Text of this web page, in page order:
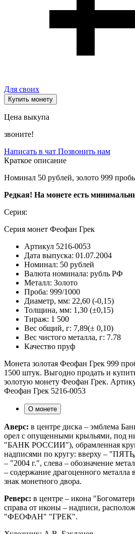
Для своих
Купить монету
Цена выкупа
звоните!
Написать в чат Позвонить нам
Краткое описание
Номинал 50 рублей, золото 999
Редкая! На монете есть
Серия:
Серия монет Феофан Грек
Артикул 5216-0053
Дата выпуска: 01.07.2004
Номинал: 50 рублей
Валюта номинала: рубль РФ
Металл: Золото
Проба: 999/1000
Диаметр, мм: 22,60 (-0,15)
Толщина, мм: 1,30 (±0,15)
Тираж: 1 500
Вес общий, г: 7,89(± 0,10)
Вес чистого металла, г: 7.78
Качество пруф
Монета золотая Феофан Грек 999
1500 штук. Выгодно продать и
золотую монету Феофан Грек.
Феофан Грек 5216-0053
О монете
Аверс: в центре диска – эмблема
орел с опущенными крыльями, под
"БАНК РОССИИ"), обрамленная
надписями по кругу: вверху –
– "2004 г.", слева – обозначение
– содержание драгоценного металла
знак монетного двора.
Реверс: в центре – икона
справа от иконы – надписи,
"ФЕОФАН" "ГРЕК".